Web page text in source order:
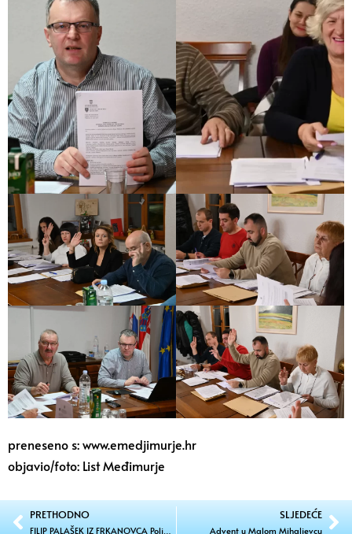
preneseno s: www.emedjimurje.hr
objavio/foto: List Međimurje
PRETHODNO
FILIP PALAŠEK IZ FRKANOVCA Poljoprivreda na Munđarovu bregu
SLJEDEĆE
Advent u Malom Mihaljevcu